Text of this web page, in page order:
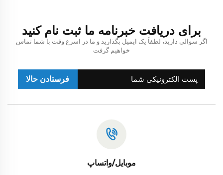
برای دریافت خبرنامه ما ثبت نام کنید
اگر سوالی دارید، لطفاً یک ایمیل بگذارید و ما در اسرع وقت با شما تماس
خواهیم گرفت
فرستادن حالا
موبایل/واتساپ